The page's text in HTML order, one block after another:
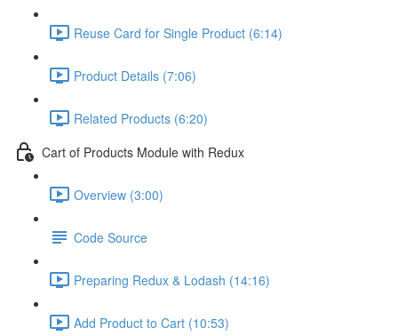
Reuse Card for Single Product (6:14)
Product Details (7:06)
Related Products (6:20)
Cart of Products Module with Redux
Overview (3:00)
Code Source
Preparing Redux & Lodash (14:16)
Add Product to Cart (10:53)